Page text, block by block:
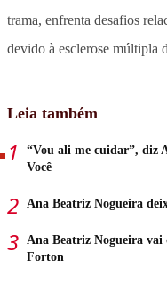
trama, enfrenta desafios
devido à esclerose múltipla
Leia também
“Vou ali me cuidar”, diz
Você
Ana Beatriz Nogueira
Ana Beatriz Nogueira
Forton